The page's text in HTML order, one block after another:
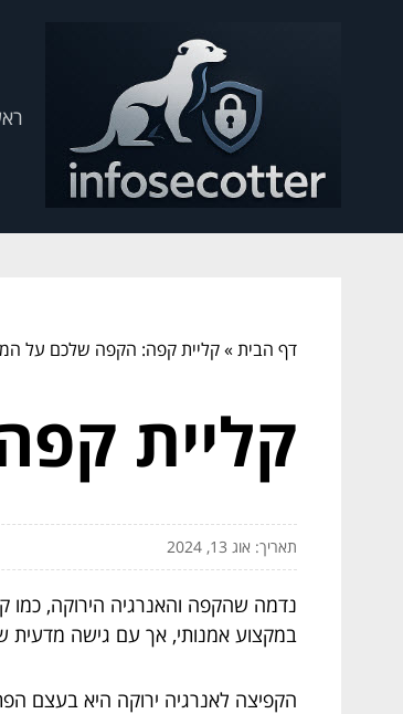
דף הבית»קליית קפה: הקפה שלכם על
קליית
תאריך: אוג 13, 2024
נדמה שהקפה והאנרגיה הירוקה,
במקצוע אמנותי, אך עם גישה מדעית
הקפיצה לאנרגיה ירוקה היא בעצם